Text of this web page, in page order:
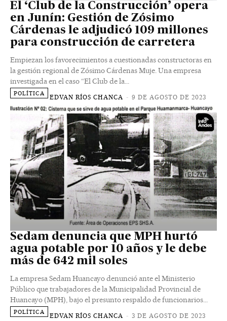
El ‘Club de la Construcción’ opera
en Junín: Gestión de Zósimo
Cárdenas le adjudicó 109 millones
para construcción de carretera
Empiezan los favorecimientos a cuestionadas constructoras en
la gestión regional de Zósimo Cárdenas Muje. Una empresa
investigada en el caso “El Club de la...
POLÍTICA EDVAN RÍOS CHANCA - 9 DE AGOSTO DE 2023
Sedam denuncia que MPH hurtó
agua potable por 10 años y le debe
más de 642 mil soles
La empresa Sedam Huancayo denunció ante el Ministerio
Público que trabajadores de la Municipalidad Provincial de
Huancayo (MPH), bajo el presunto respaldo de funcionarios...
POLÍTICA EDVAN RÍOS CHANCA - 3 DE AGOSTO DE 2023